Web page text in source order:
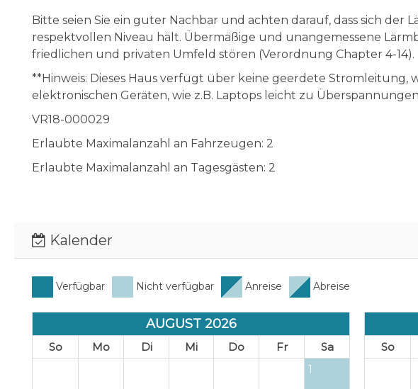
Bitte seien Sie ein guter Nachbar und achten darauf, dass sich der
respektvollen Niveau hält. Übermäßige und unangemessene
friedlichen und privaten Umfeld stören (Verordnung Chapter 4-14).
**Hinweis: Dieses Haus verfügt über keine geerdete Stromleitung,
elektronischen Geräten, wie z.B. Laptops leicht zu
VR18-000029
Erlaubte Maximalanzahl an Fahrzeugen: 2
Erlaubte Maximalanzahl an Tagesgästen: 2
Kalender
Verfügbar Nicht verfügbar Anreise Abreise
AUGUST 2026
So Mo Di Mi Do Fr Sa
1
So